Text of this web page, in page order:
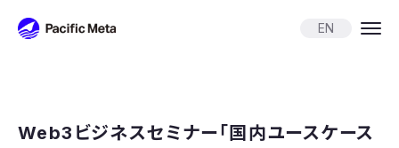
EN
Web3ビジネスセミナー「国内ユースケース